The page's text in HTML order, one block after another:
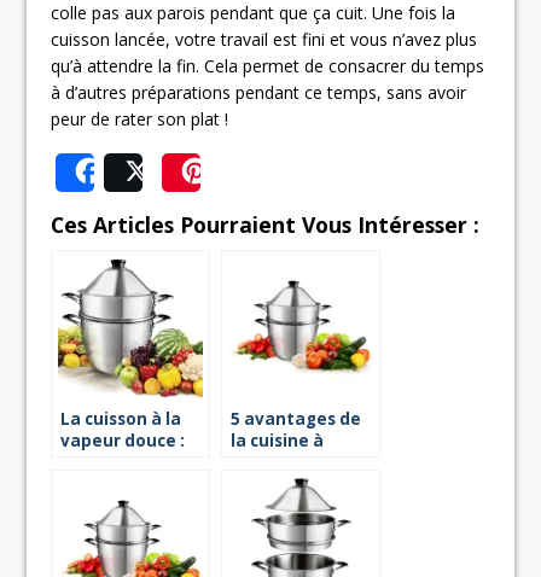
colle pas aux parois pendant que ça cuit. Une fois la
cuisson lancée, votre travail est fini et vous n’avez plus
qu’à attendre la fin. Cela permet de consacrer du temps
à d’autres préparations pendant ce temps, sans avoir
peur de rater son plat !
SharePost
Ces Articles Pourraient Vous Intéresser :
La cuisson à la
vapeur douce :
5 avantages de
la cuisine à